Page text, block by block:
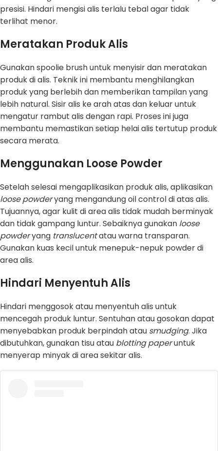
presisi. Hindari mengisi alis terlalu tebal agar tidak
terlihat menor.
Meratakan Produk Alis
Gunakan spoolie brush untuk menyisir dan meratakan
produk di alis. Teknik ini membantu menghilangkan
produk yang berlebih dan memberikan tampilan yang
lebih natural. Sisir alis ke arah atas dan keluar untuk
mengatur rambut alis dengan rapi. Proses ini juga
membantu memastikan setiap helai alis tertutup produk
secara merata.
Menggunakan Loose Powder
Setelah selesai mengaplikasikan produk alis, aplikasikan
loose powderyang mengandung oil control di atas alis.
Tujuannya, agar kulit di area alis tidak mudah berminyak
dan tidak gampang luntur. Sebaiknya gunakan loose
powderyang translucentatau warna transparan.
Gunakan kuas kecil untuk menepuk-nepuk powder di
area alis.
Hindari Menyentuh Alis
Hindari menggosok atau menyentuh alis untuk
mencegah produk luntur. Sentuhan atau gosokan dapat
menyebabkan produk berpindah atau smudging. Jika
dibutuhkan, gunakan tisu atau blotting paperuntuk
menyerap minyak di area sekitar alis.